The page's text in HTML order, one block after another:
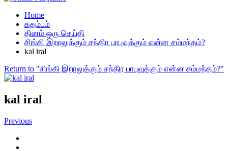
Home
கதம்பம்
தினம் ஒரு செய்தி
சிங்கி இறாலுக்கும் சந்திர பாபுவுக்கும் என்ன சம்மந்தம்?
kal iral
Return to "சிங்கி இறாலுக்கும் சந்திர பாபுவுக்கும் என்ன சம்மந்தம்?"
kal iral
Previous